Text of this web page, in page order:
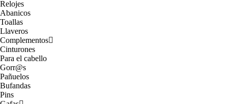
Relojes
Abanicos
Toallas
Llaveros
Complementos
Cinturones
Para el cabello
Gorr@s
Pañuelos
Bufandas
Pins